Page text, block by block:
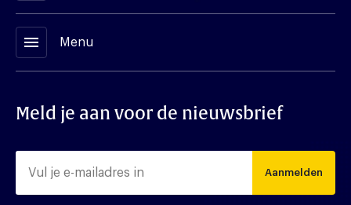
menu Menu
Meld je aan voor de nieuwsbrief
Aanmelden